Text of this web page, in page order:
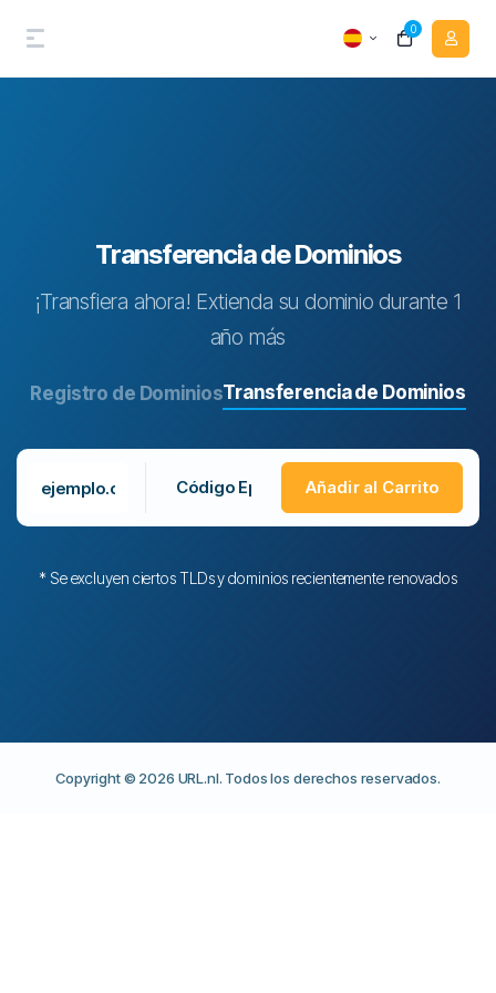
0
Transferencia de Dominios
¡Transfiera ahora! Extienda su dominio durante 1
año más
Registro de DominiosTransferencia de Dominios
Añadir al Carrito
* Se excluyen ciertos TLDs y dominios recientemente renovados
Copyright © 2026 URL.nl. Todos los derechos reservados.